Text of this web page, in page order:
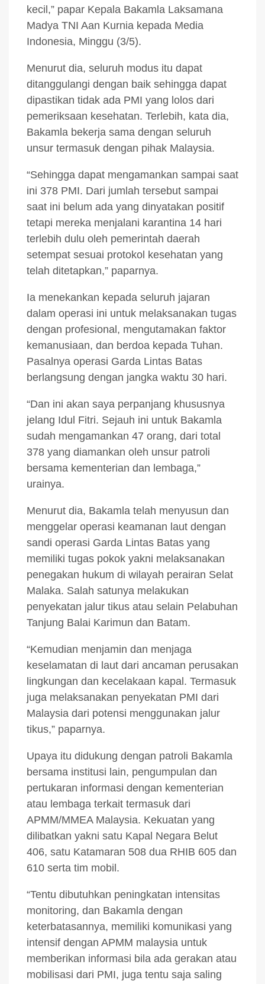
kecil,” papar Kepala Bakamla Laksamana
Madya TNI Aan Kurnia kepada Media
Indonesia, Minggu (3/5).
Menurut dia, seluruh modus itu dapat
ditanggulangi dengan baik sehingga dapat
dipastikan tidak ada PMI yang lolos dari
pemeriksaan kesehatan. Terlebih, kata dia,
Bakamla bekerja sama dengan seluruh
unsur termasuk dengan pihak Malaysia.
“Sehingga dapat mengamankan sampai saat
ini 378 PMI. Dari jumlah tersebut sampai
saat ini belum ada yang dinyatakan positif
tetapi mereka menjalani karantina 14 hari
terlebih dulu oleh pemerintah daerah
setempat sesuai protokol kesehatan yang
telah ditetapkan,” paparnya.
Ia menekankan kepada seluruh jajaran
dalam operasi ini untuk melaksanakan tugas
dengan profesional, mengutamakan faktor
kemanusiaan, dan berdoa kepada Tuhan.
Pasalnya operasi Garda Lintas Batas
berlangsung dengan jangka waktu 30 hari.
“Dan ini akan saya perpanjang khususnya
jelang Idul Fitri. Sejauh ini untuk Bakamla
sudah mengamankan 47 orang, dari total
378 yang diamankan oleh unsur patroli
bersama kementerian dan lembaga,”
urainya.
Menurut dia, Bakamla telah menyusun dan
menggelar operasi keamanan laut dengan
sandi operasi Garda Lintas Batas yang
memiliki tugas pokok yakni melaksanakan
penegakan hukum di wilayah perairan Selat
Malaka. Salah satunya melakukan
penyekatan jalur tikus atau selain Pelabuhan
Tanjung Balai Karimun dan Batam.
“Kemudian menjamin dan menjaga
keselamatan di laut dari ancaman perusakan
lingkungan dan kecelakaan kapal. Termasuk
juga melaksanakan penyekatan PMI dari
Malaysia dari potensi menggunakan jalur
tikus,” paparnya.
Upaya itu didukung dengan patroli Bakamla
bersama institusi lain, pengumpulan dan
pertukaran informasi dengan kementerian
atau lembaga terkait termasuk dari
APMM/MMEA Malaysia. Kekuatan yang
dilibatkan yakni satu Kapal Negara Belut
406, satu Katamaran 508 dua RHIB 605 dan
610 serta tim mobil.
“Tentu dibutuhkan peningkatan intensitas
monitoring, dan Bakamla dengan
keterbatasannya, memiliki komunikasi yang
intensif dengan APMM malaysia untuk
memberikan informasi bila ada gerakan atau
mobilisasi dari PMI, juga tentu saja saling